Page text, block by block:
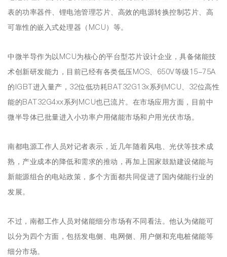
表的功率器件、锂电池管理芯片、高效的电源转换控制芯片、高
可靠性的嵌入式处理器（MCU）等。
中微半导作为以MCU为核心的平台型芯片设计企业，具备储能技
术创新研发能力，目前已经有各类低压MOS、650V等级15-75A
的IGBT进入量产，32位低功耗BAT32G13x系列MCU、32位高性
能的BAT32G4xx系列MCU也已流片。在市场应用方面，目前中
微半导体已批量进入小功率户用储能市场和户用光伏市场。
南都电源工作人员对记者表示，近几年随着风电、光伏等技术成
熟，产业成本的降低和需求的推动，再加上国家鼓励建设储能与
新能源组合的电站政策，多个方面都共同促进了国内储能行业的
发展。
不过，南都工作人员对储能细分市场有不同看法。他认为储能可
以分为四个方面，包括发电侧、电网侧、用户侧和充电桩储能等
细分市场。